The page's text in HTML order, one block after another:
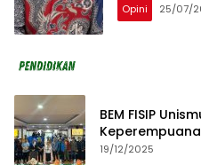
Opini 25/07/
BEM FISIP
dan Budaya
19/12/2025